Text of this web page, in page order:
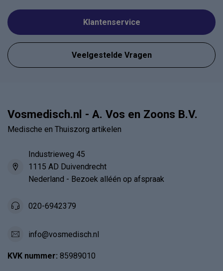
Klantenservice
Veelgestelde Vragen
Vosmedisch.nl - A. Vos en Zoons B.V.
Medische en Thuiszorg artikelen
Industrieweg 45
1115 AD Duivendrecht
Nederland - Bezoek alléén op afspraak
020-6942379
info@vosmedisch.nl
KVK nummer: 85989010